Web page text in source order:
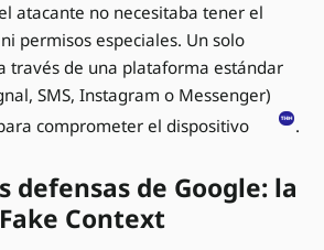
atacante no necesitaba tener el
permisos especiales. Un solo
través de una plataforma estándar
SMS, Instagram o Messenger)
comprometer el dispositivo
.
defensas de Google: la
Context